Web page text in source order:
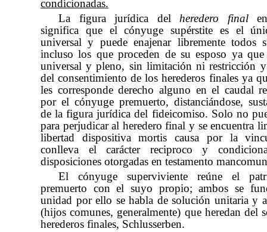
condicionadas.
La figura jurídica delheredero finalen
significa que el cónyuge supérstite es el
universal y puede enajenar libremente todos
incluso los que proceden de su esposo ya que
universal y pleno, sin limitación ni restricción
del consentimiento de los herederos finales ya
les corresponde derecho alguno en el caudal
por el cónyuge premuerto, distanciándose,
de la figura jurídica del fideicomiso. Solo no
para perjudicar al heredero final y se encuentra
libertad dispositiva mortis causa por la
conlleva el carácter reciproco y
disposiciones otorgadas en testamento
El cónyuge superviviente reúne el
premuerto con el suyo propio; ambos se
unidad por ello se habla de solución unitaria y
(hijos comunes, generalmente) que heredan del
herederos finales, Schlusserben.